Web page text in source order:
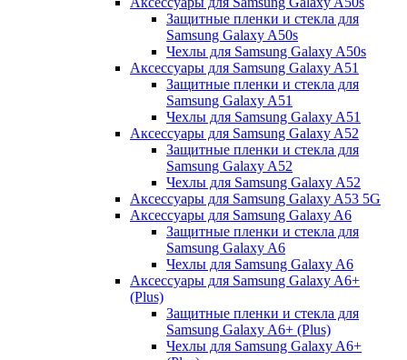
Защитные пленки и стекла для
Samsung Galaxy A50s
Чехлы для Samsung Galaxy A50s
Аксессуары для Samsung Galaxy A51
Защитные пленки и стекла для
Samsung Galaxy A51
Чехлы для Samsung Galaxy A51
Аксессуары для Samsung Galaxy A52
Защитные пленки и стекла для
Samsung Galaxy A52
Чехлы для Samsung Galaxy A52
Аксессуары для Samsung Galaxy A53 5G
Аксессуары для Samsung Galaxy A6
Защитные пленки и стекла для
Samsung Galaxy A6
Чехлы для Samsung Galaxy A6
Аксессуары для Samsung Galaxy A6+
(Plus)
Защитные пленки и стекла для
Samsung Galaxy A6+ (Plus)
Чехлы для Samsung Galaxy A6+